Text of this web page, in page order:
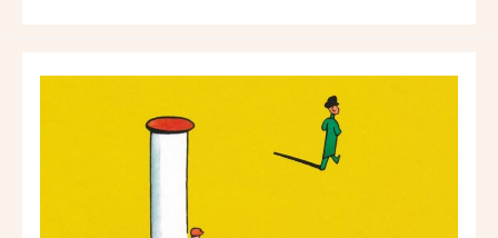
DIE